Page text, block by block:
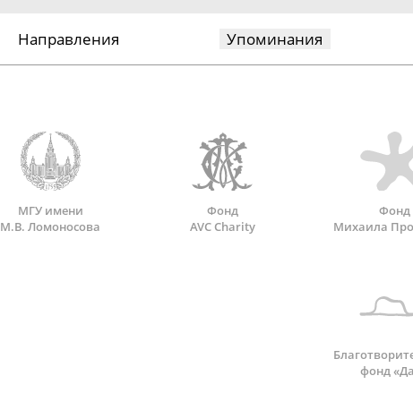
Направления Упоминания
МГУ имени
М.В. Ломоносова
Фонд
AVC Charity
Фонд
Михаила
фонд